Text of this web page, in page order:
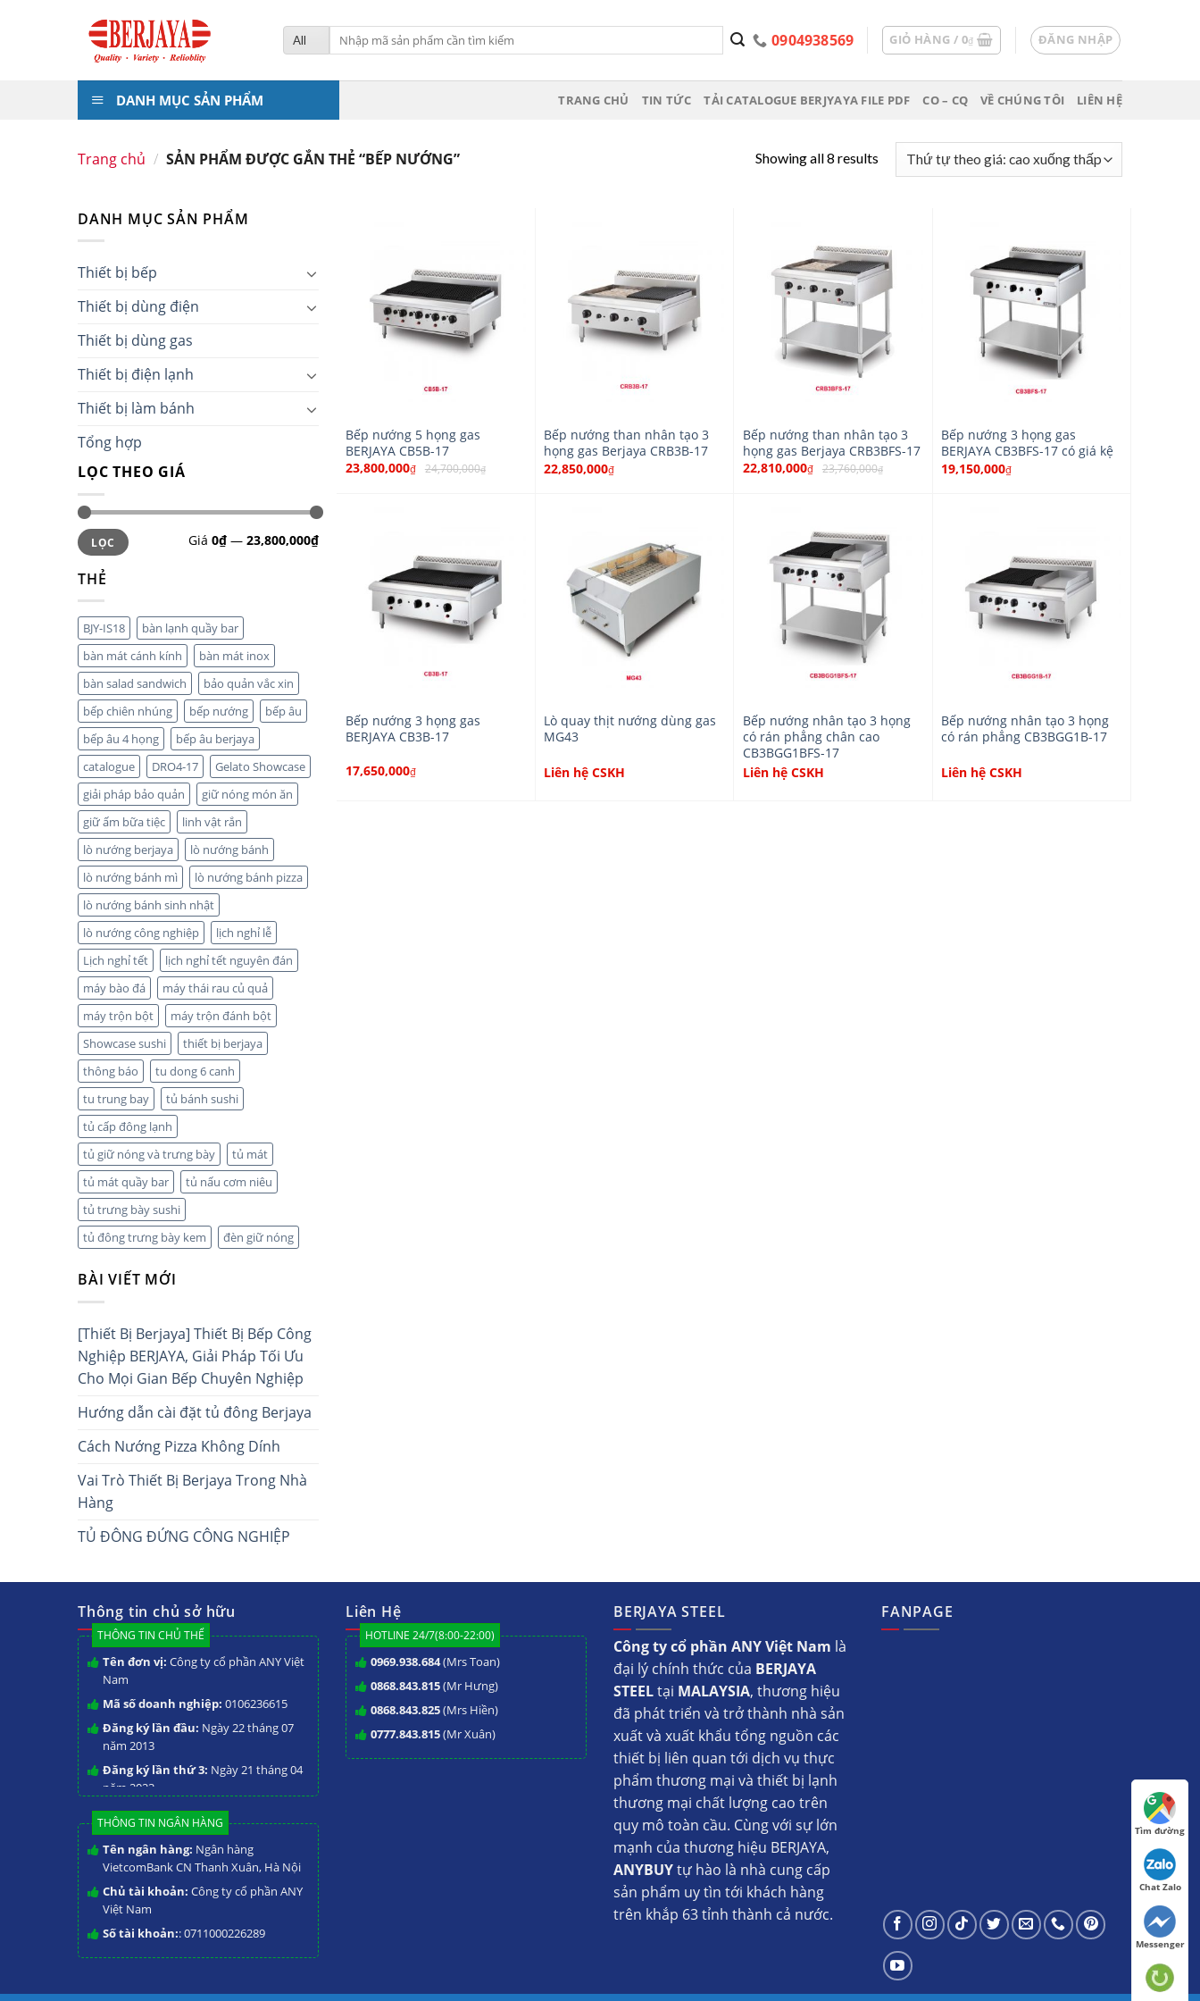
Tìm
kiếm:
0904938569 GIỎ HÀNG / 0₫ ĐĂNG NHẬP
DANH MỤC SẢN PHẨM TRANG CHỦ TIN TỨC TẢI CATALOGUE BERJYAYA FILE PDF CO – CQ VỀ CHÚNG TÔI LIÊN HỆ
Trang chủ / SẢN PHẨM ĐƯỢC GẮN THẺ “BẾP NƯỚNG” Showing all 8 results
DANH MỤC SẢN PHẨM
Thiết bị bếp
Thiết bị dùng điện
Thiết bị dùng gas
Thiết bị điện lạnh
Thiết bị làm bánh
Tổng hợp
LỌC THEO GIÁ
LỌC Giá 0₫ — 23,800,000₫
THẺ
BJY-IS18
bàn lạnh quầy bar
bàn mát cánh kính
bàn mát inox
bàn salad sandwich
bảo quản vắc xin
bếp chiên nhúng
bếp nướng
bếp âu
bếp âu 4 họng
bếp âu berjaya
catalogue
DRO4-17
Gelato Showcase
giải pháp bảo quản
giữ nóng món ăn
giữ ấm bữa tiệc
linh vật rắn
lò nướng berjaya
lò nướng bánh
lò nướng bánh mì
lò nướng bánh pizza
lò nướng bánh sinh nhật
lò nướng công nghiệp
lịch nghỉ lễ
Lịch nghỉ tết
lịch nghỉ tết nguyên đán
máy bào đá
máy thái rau củ quả
máy trộn bột
máy trộn đánh bột
Showcase sushi
thiết bị berjaya
thông báo
tu dong 6 canh
tu trung bay
tủ bánh sushi
tủ cấp đông lạnh
tủ giữ nóng và trưng bày
tủ mát
tủ mát quầy bar
tủ nấu cơm niêu
tủ trưng bày sushi
tủ đông trưng bày kem
đèn giữ nóng
BÀI VIẾT MỚI
[Thiết Bị Berjaya] Thiết Bị Bếp Công
Nghiệp BERJAYA, Giải Pháp Tối Ưu
Cho Mọi Gian Bếp Chuyên Nghiệp
Hướng dẫn cài đặt tủ đông Berjaya
Cách Nướng Pizza Không Dính
Vai Trò Thiết Bị Berjaya Trong Nhà
Hàng
TỦ ĐÔNG ĐỨNG CÔNG NGHIỆP
Bếp nướng 5 họng gas
BERJAYA CB5B-17
23,800,000₫ 24,700,000₫
Bếp nướng than nhân tạo 3
họng gas Berjaya CRB3B-17
22,850,000₫
Bếp nướng than nhân tạo 3
họng gas Berjaya CRB3BFS-17
22,810,000₫ 23,760,000₫
Bếp nướng 3 họng gas
BERJAYA CB3BFS-17 có giá kệ
19,150,000₫
Bếp nướng 3 họng gas
BERJAYA CB3B-17
17,650,000₫
Lò quay thịt nướng dùng gas
MG43
Liên hệ CSKH
Bếp nướng nhân tạo 3 họng
có rán phẳng chân cao
CB3BGG1BFS-17
Liên hệ CSKH
Bếp nướng nhân tạo 3 họng
có rán phẳng CB3BGG1B-17
Liên hệ CSKH
Thông tin chủ sở hữu
THÔNG TIN CHỦ THỂ
Tên đơn vị: Công ty cổ phần ANY Việt
Nam
Mã số doanh nghiệp: 0106236615
Đăng ký lần đầu: Ngày 22 tháng 07
năm 2013
Đăng ký lần thứ 3: Ngày 21 tháng 04
năm 2023
THÔNG TIN NGÂN HÀNG
Tên ngân hàng: Ngân hàng
VietcomBank CN Thanh Xuân, Hà Nội
Chủ tài khoản: Công ty cổ phần ANY
Việt Nam
Số tài khoản:: 0711000226289
Liên Hệ
HOTLINE 24/7(8:00-22:00)
0969.938.684(Mrs Toan)
0868.843.815(Mr Hưng)
0868.843.825(Mrs Hiền)
0777.843.815(Mr Xuân)
BERJAYA STEEL
Công ty cổ phần ANY Việt Nam là
đại lý chính thức của BERJAYA
STEELtại MALAYSIA, thương hiệu
đã phát triển và trở thành nhà sản
xuất và xuất khẩu tổng nguồn các
thiết bị liên quan tới dịch vụ thực
phẩm thương mại và thiết bị lạnh
thương mại chất lượng cao trên
quy mô toàn cầu. Cùng với sự lớn
mạnh của thương hiệu BERJAYA,
ANYBUYtự hào là nhà cung cấp
sản phẩm uy tìn tới khách hàng
trên khắp 63 tỉnh thành cả nước.
FANPAGE
Tìm đường
Chat Zalo
Messenger